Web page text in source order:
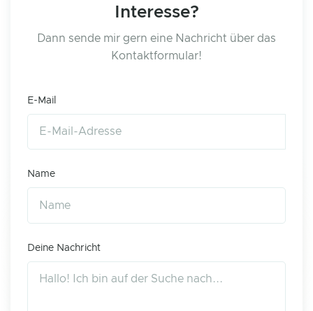
Interesse?
Dann sende mir gern eine Nachricht über das
Kontaktformular!
E-Mail
Name
Deine Nachricht